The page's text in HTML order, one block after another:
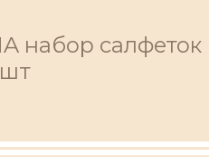
набор салфеток